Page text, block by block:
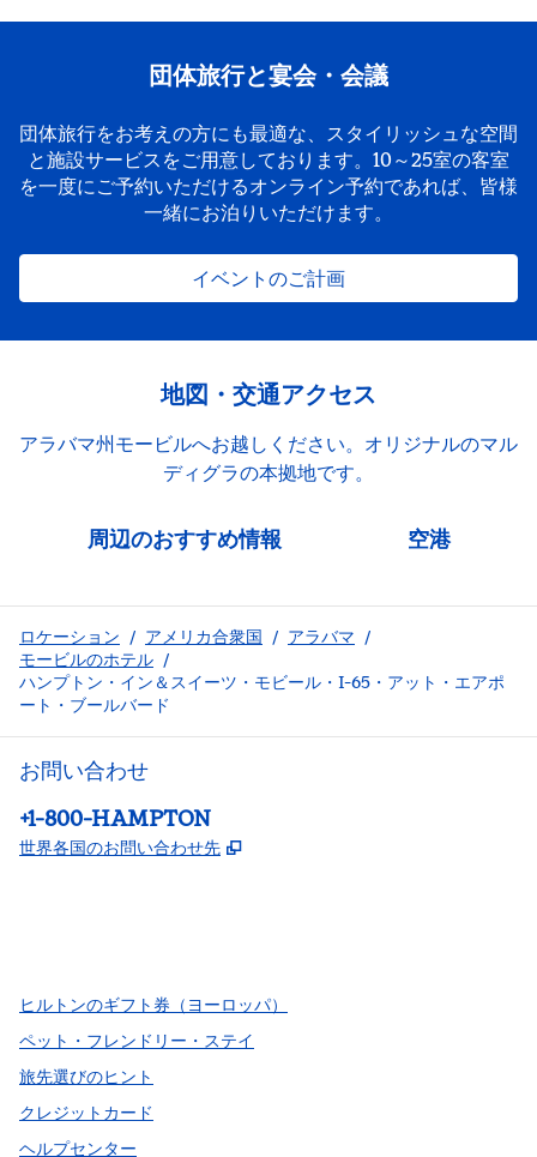
団体旅行と宴会・会議
団体旅行をお考えの方にも最適な、スタイリッシュな空間
と施設サービスをご用意しております。10～25室の客室
を一度にご予約いただけるオンライン予約であれば、皆様
一緒にお泊りいただけます。
イベントのご計画
地図・交通アクセス
アラバマ州モービルへお越しください。オリジナルのマル
ディグラの本拠地です。
周辺のおすすめ情報 空港
ロケーション / アメリカ合衆国 / アラバマ /
モービルのホテル /
ハンプトン・イン＆スイーツ・モビール・I-65・アット・エアポ
ート・ブールバード
お問い合わせ
電話：
+1-800-HAMPTON
世界各国のお問い合わせ先 ,
ヒルトンのギフト券（ヨーロッパ）
ペット・フレンドリー・ステイ
旅先選びのヒント
クレジットカード
ヘルプセンター